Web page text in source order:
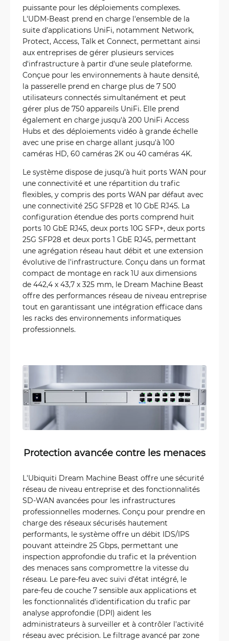
puissante pour les déploiements complexes.
L'UDM-Beast prend en charge l'ensemble de la
suite d'applications UniFi, notamment Network,
Protect, Access, Talk et Connect, permettant ainsi
aux entreprises de gérer plusieurs services
d'infrastructure à partir d'une seule plateforme.
Conçue pour les environnements à haute densité,
la passerelle prend en charge plus de 7 500
utilisateurs connectés simultanément et peut
gérer plus de 750 appareils UniFi. Elle prend
également en charge jusqu'à 200 UniFi Access
Hubs et des déploiements vidéo à grande échelle
avec une prise en charge allant jusqu'à 100
caméras HD, 60 caméras 2K ou 40 caméras 4K.
Le système dispose de jusqu’à huit ports WAN pour
une connectivité et une répartition du trafic
flexibles, y compris des ports WAN par défaut avec
une connectivité 25G SFP28 et 10 GbE RJ45. La
configuration étendue des ports comprend huit
ports 10 GbE RJ45, deux ports 10G SFP+, deux ports
25G SFP28 et deux ports 1 GbE RJ45, permettant
une agrégation réseau haut débit et une extension
évolutive de l'infrastructure. Conçu dans un format
compact de montage en rack 1U aux dimensions
de 442,4 x 43,7 x 325 mm, le Dream Machine Beast
offre des performances réseau de niveau entreprise
tout en garantissant une intégration efficace dans
les racks des environnements informatiques
professionnels.
Protection avancée contre les menaces
L'Ubiquiti Dream Machine Beast offre une sécurité
réseau de niveau entreprise et des fonctionnalités
SD-WAN avancées pour les infrastructures
professionnelles modernes. Conçu pour prendre en
charge des réseaux sécurisés hautement
performants, le système offre un débit IDS/IPS
pouvant atteindre 25 Gbps, permettant une
inspection approfondie du trafic et la prévention
des menaces sans compromettre la vitesse du
réseau. Le pare-feu avec suivi d'état intégré, le
pare-feu de couche 7 sensible aux applications et
les fonctionnalités d'identification du trafic par
analyse approfondie (DPI) aident les
administrateurs à surveiller et à contrôler l'activité
réseau avec précision. Le filtrage avancé par zone